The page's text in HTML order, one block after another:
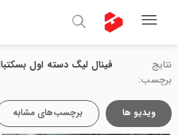
نتایج
برچسب:
فینال لیگ دسته اول
ویدیو ها برچسب‌های مشابه